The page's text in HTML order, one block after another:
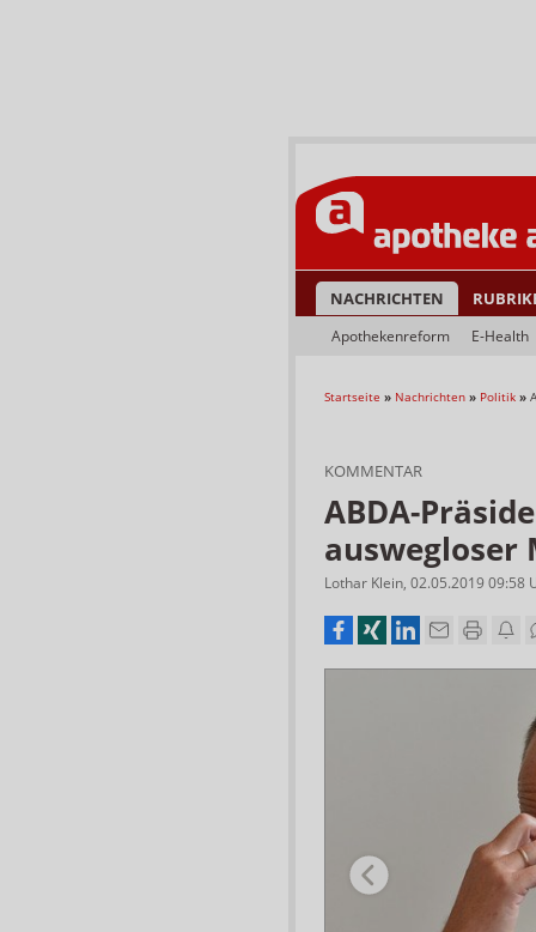
NACHRICHTEN
Apothekenreform E-Health
Startseite » Nachrichten » Politik »
KOMMENTAR
ABDA-
auswegloser
Lothar Klein, 02.05.2019 09:58